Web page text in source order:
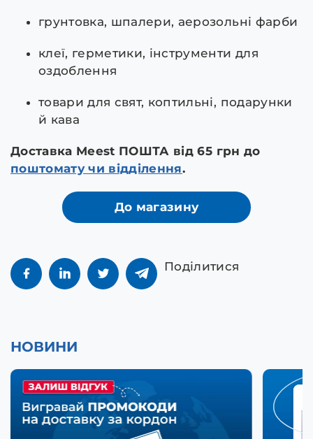
грунтовка, шпалери, аерозольні фарби
клеї, герметики, інструменти для
оздоблення
товари для свят, коптильні, подарунки
й кава
Доставка Meest ПОШТА від 65 грн до
поштомату чи відділення.
До магазину
Поділитися
НОВИНИ